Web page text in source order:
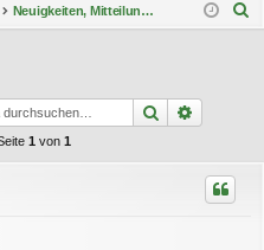
m ist
Neuigkeiten, Mitteilungen und Ankündigungen
Suche
1 von 1